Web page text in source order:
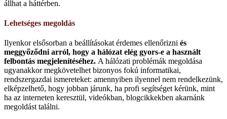
állhat a háttérben.
Lehetséges megoldás
Ilyenkor elsősorban a beállításokat érdemes ellenőrizni és
meggyőződni arról, hogy a hálózat elég gyors-e a használt
felbontás megjelenítéséhez. A hálózati problémák megoldása
ugyanakkor megkövetelhet bizonyos fokú informatikai,
rendszergazdai ismereteket: amennyiben ilyennel nem rendelkezünk,
elképzelhető, hogy jobban járunk, ha profi segítséget kérünk, mint
ha az interneten keresztül, videókban, blogcikkekben akarnánk
megoldást találni.